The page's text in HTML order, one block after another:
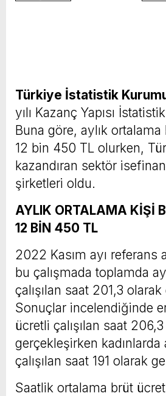
Türkiye İstatistik
yılı Kazanç Yapısı
Buna göre, aylık ortalama
12 bin 450 TL olurken,
kazandıran sektör
şirketleri oldu.
AYLIK ORTALAMA KİŞİ
12 BİN 450 TL
2022 Kasım ayı referans
bu çalışmada toplamda
çalışılan saat 201,3
Sonuçlar incelendiğinde
ücretli çalışılan saat
gerçekleşirken kadınlarda
çalışılan saat 191 olarak
Saatlik ortalama brüt